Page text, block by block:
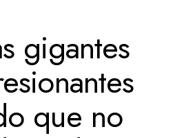
gigantes
que no